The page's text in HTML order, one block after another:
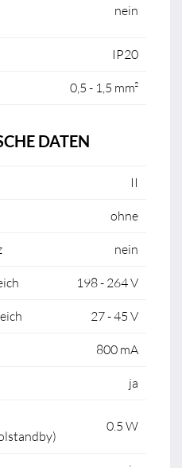
nein
IP20
0,5 - 1,5 mm²
DATEN
II
ohne
nein
198 - 264 V
27 - 45 V
800 mA
ja
0.5 W